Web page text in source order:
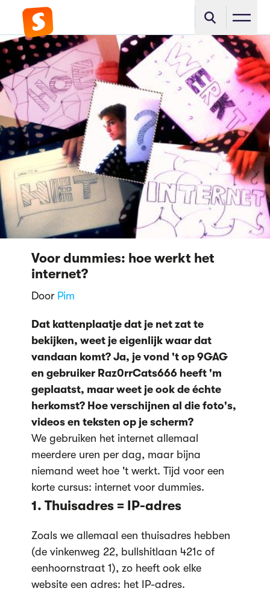
Voor dummies: hoe werkt het
internet?
Door Pim
Dat kattenplaatje dat je net zat te
bekijken, weet je eigenlijk waar dat
vandaan komt? Ja, je vond 't op 9GAG
en gebruiker Raz0rrCats666 heeft 'm
geplaatst, maar weet je ook de échte
herkomst? Hoe verschijnen al die foto's,
videos en teksten op je scherm?
We gebruiken het internet allemaal
meerdere uren per dag, maar bijna
niemand weet hoe 't werkt. Tijd voor een
korte cursus: internet voor dummies.
1. Thuisadres = IP-adres
Zoals we allemaal een thuisadres hebben
(de vinkenweg 22, bullshitlaan 421c of
eenhoornstraat 1), zo heeft ook elke
website een adres: het IP-adres.